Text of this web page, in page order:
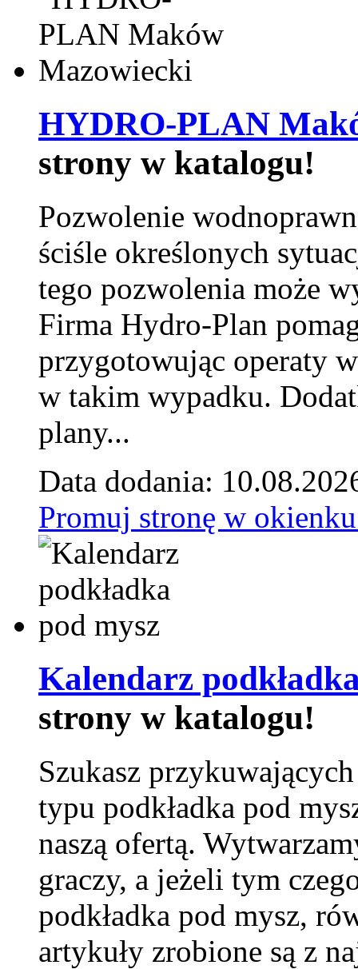
HYDRO-PLAN
strony w katalogu!
Pozwolenie
ściśle określonych
tego pozwolenia może
Firma Hydro-Plan
przygotowując operaty
w takim wypadku.
plany...
Data dodania:
Promuj stronę w
Kalendarz
strony w katalogu!
Szukasz
typu podkładka pod
naszą ofertą.
graczy, a jeżeli tym
podkładka pod mysz,
artykuły zrobione są z